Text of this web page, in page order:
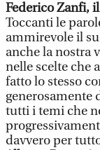
Federico Zanfi,
Toccanti le
ammirevole il
anche la nostra
nelle scelte che
fatto lo stesso
generosamente
tutti i temi che
davvero per